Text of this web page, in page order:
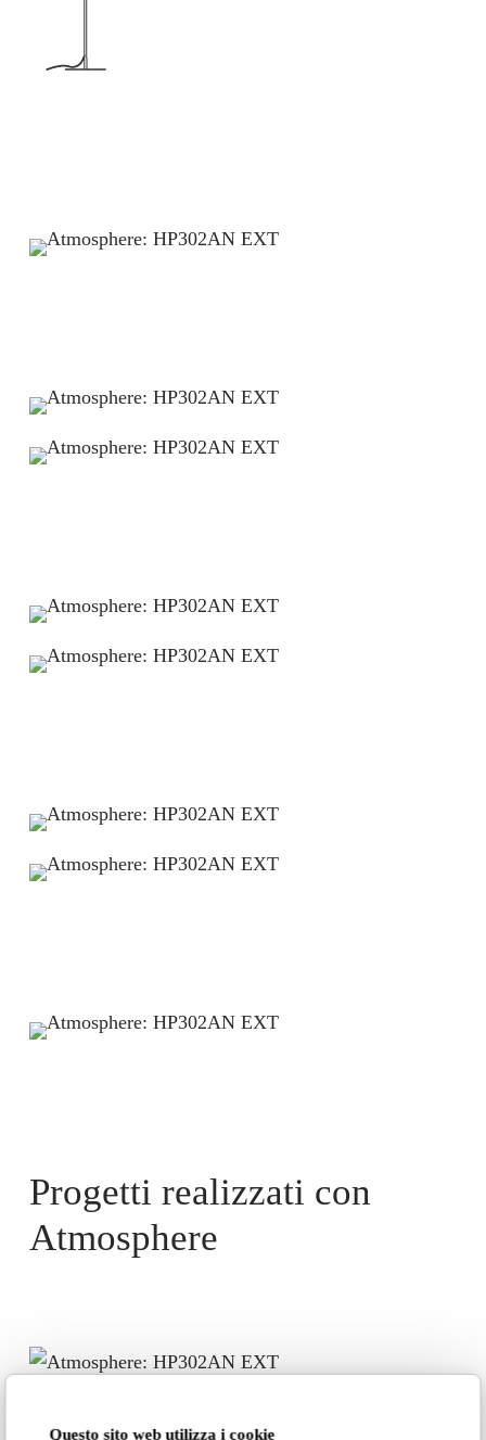
Questo sito web utilizza i cookie
Progetti realizzati con
Atmosphere